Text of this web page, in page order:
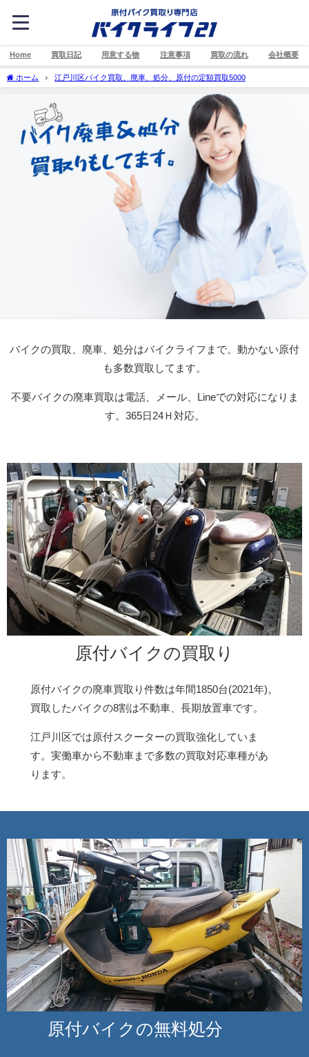
Home 買取日記 用意する物 注意事項 買取の流れ 会社概要
ホーム 江戸川区バイク買取、廃車、処分、原付の定額買取5000
バイクの買取、廃車、処分はバイクライフまで。動かない原付
も多数買取してます。
不要バイクの廃車買取は電話、メール、Lineでの対応になりま
す。365日24Ｈ対応。
原付バイクの買取り
原付バイクの廃車買取り件数は年間1850台(2021年)。
買取したバイクの8割は不動車、長期放置車です。
江戸川区では原付スクーターの買取強化していま
す。実働車から不動車まで多数の買取対応車種があ
ります。
原付バイクの無料処分